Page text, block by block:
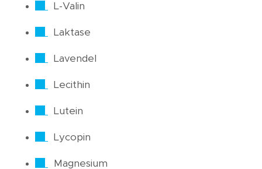
L-Valin
Laktase
Lavendel
Lecithin
Lutein
Lycopin
Magnesium